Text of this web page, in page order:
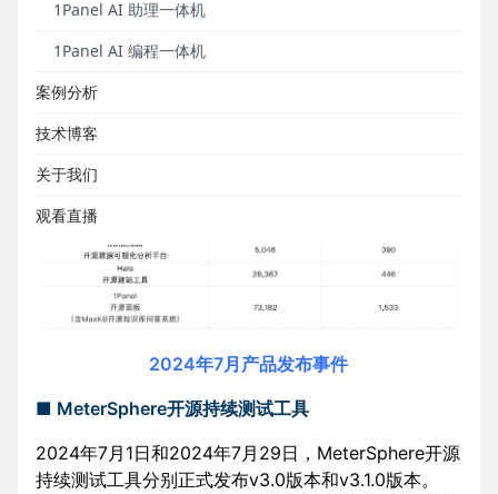
1Panel AI 助理一体机
1Panel AI 编程一体机
案例分析
技术博客
关于我们
观看直播
为2024.7.1～2024.7.31）
2024年7月产品发布事件
■ MeterSphere开源持续测试工具
2024年7月1日和2024年7月29日，MeterSphere开源
持续测试工具分别正式发布v3.0版本和v3.1.0版本。